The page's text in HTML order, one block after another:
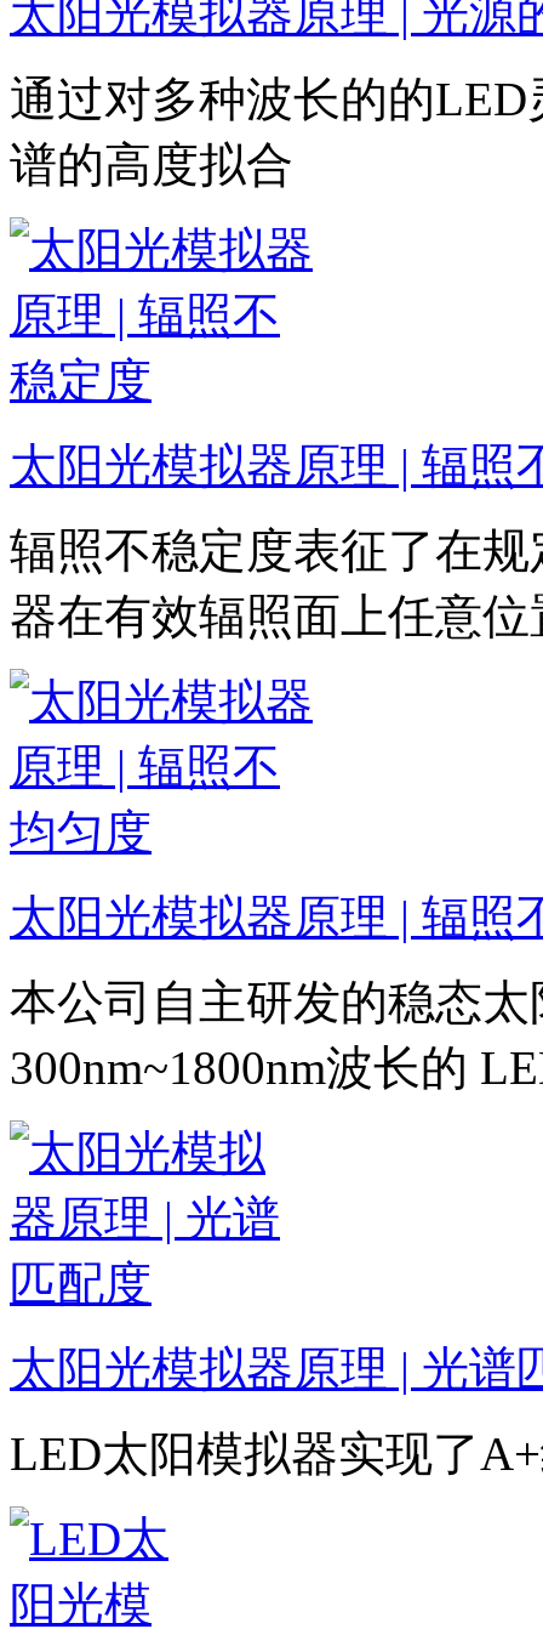
太阳光模拟器原理 | 光源
通过对多种波长的的
谱的高度拟合
太阳光模拟器原理 | 辐照
辐照不稳定度表征了在
器在有效辐照面上任意
太阳光模拟器原理 | 辐照
本公司自主研发的稳态
300nm~1800nm波长的
太阳光模拟器原理 | 光谱
LED太阳模拟器实现了